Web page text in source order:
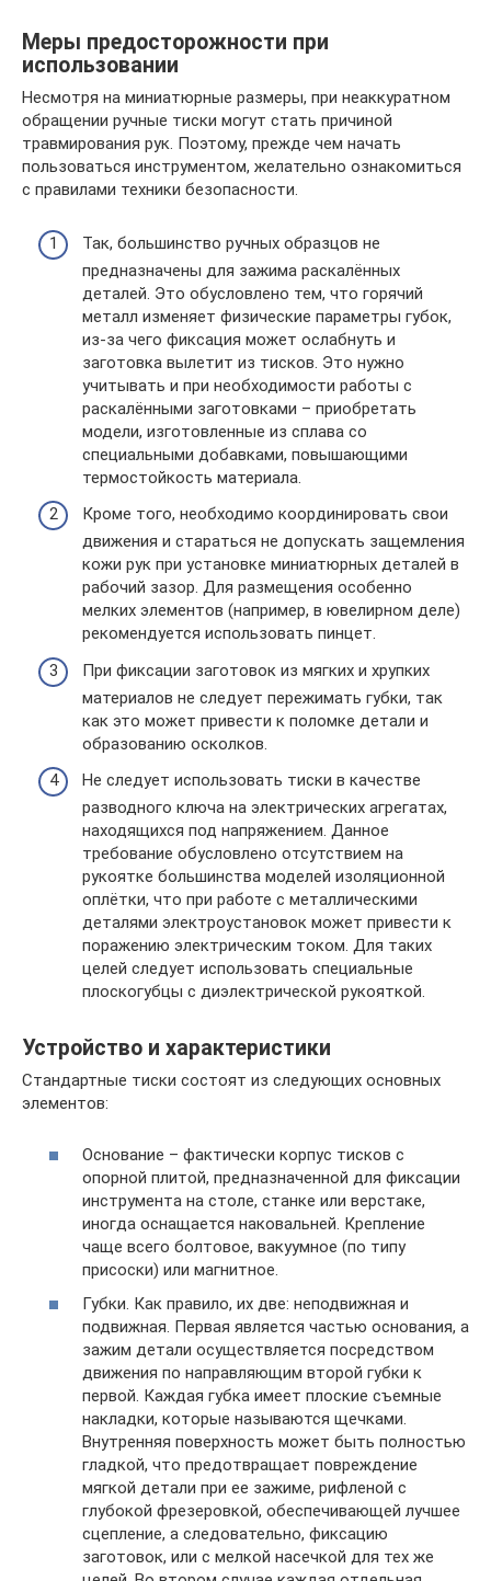
Меры предосторожности при
использовании
Несмотря на миниатюрные размеры, при неаккуратном
обращении ручные тиски могут стать причиной
травмирования рук. Поэтому, прежде чем начать
пользоваться инструментом, желательно ознакомиться
с правилами техники безопасности.
Так, большинство ручных образцов не
предназначены для зажима раскалённых
деталей. Это обусловлено тем, что горячий
металл изменяет физические параметры губок,
из-за чего фиксация может ослабнуть и
заготовка вылетит из тисков. Это нужно
учитывать и при необходимости работы с
раскалёнными заготовками – приобретать
модели, изготовленные из сплава со
специальными добавками, повышающими
термостойкость материала.
Кроме того, необходимо координировать свои
движения и стараться не допускать защемления
кожи рук при установке миниатюрных деталей в
рабочий зазор. Для размещения особенно
мелких элементов (например, в ювелирном деле)
рекомендуется использовать пинцет.
При фиксации заготовок из мягких и хрупких
материалов не следует пережимать губки, так
как это может привести к поломке детали и
образованию осколков.
Не следует использовать тиски в качестве
разводного ключа на электрических агрегатах,
находящихся под напряжением. Данное
требование обусловлено отсутствием на
рукоятке большинства моделей изоляционной
оплётки, что при работе с металлическими
деталями электроустановок может привести к
поражению электрическим током. Для таких
целей следует использовать специальные
плоскогубцы с диэлектрической рукояткой.
Устройство и характеристики
Стандартные тиски состоят из следующих основных
элементов:
Основание – фактически корпус тисков с
опорной плитой, предназначенной для фиксации
инструмента на столе, станке или верстаке,
иногда оснащается наковальней. Крепление
чаще всего болтовое, вакуумное (по типу
присоски) или магнитное.
Губки. Как правило, их две: неподвижная и
подвижная. Первая является частью основания, а
зажим детали осуществляется посредством
движения по направляющим второй губки к
первой. Каждая губка имеет плоские съемные
накладки, которые называются щечками.
Внутренняя поверхность может быть полностью
гладкой, что предотвращает повреждение
мягкой детали при ее зажиме, рифленой с
глубокой фрезеровкой, обеспечивающей лучшее
сцепление, а следовательно, фиксацию
заготовок, или с мелкой насечкой для тех же